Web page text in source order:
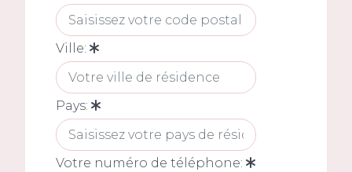
Ville:
Pays:
Votre numéro de téléphone: